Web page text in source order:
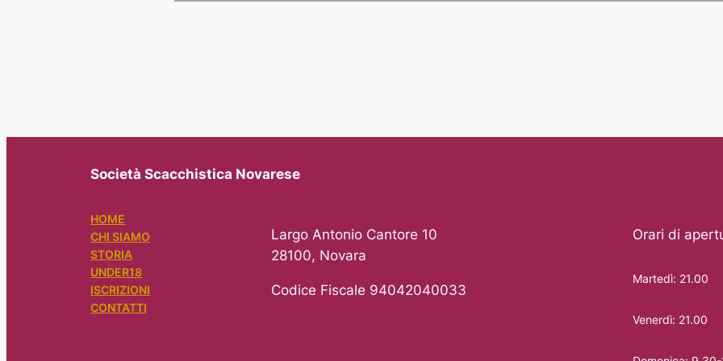
Società Scacchistica Novarese
HOME
CHI SIAMO
STORIA
UNDER18
ISCRIZIONI
CONTATTI
Largo Antonio Cantore 10
28100, Novara
Codice Fiscale 94042040033
Orari di
Martedì: 21.00
Venerdì: 21.00